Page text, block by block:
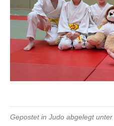
Gepostet in Judo abgelegt unter